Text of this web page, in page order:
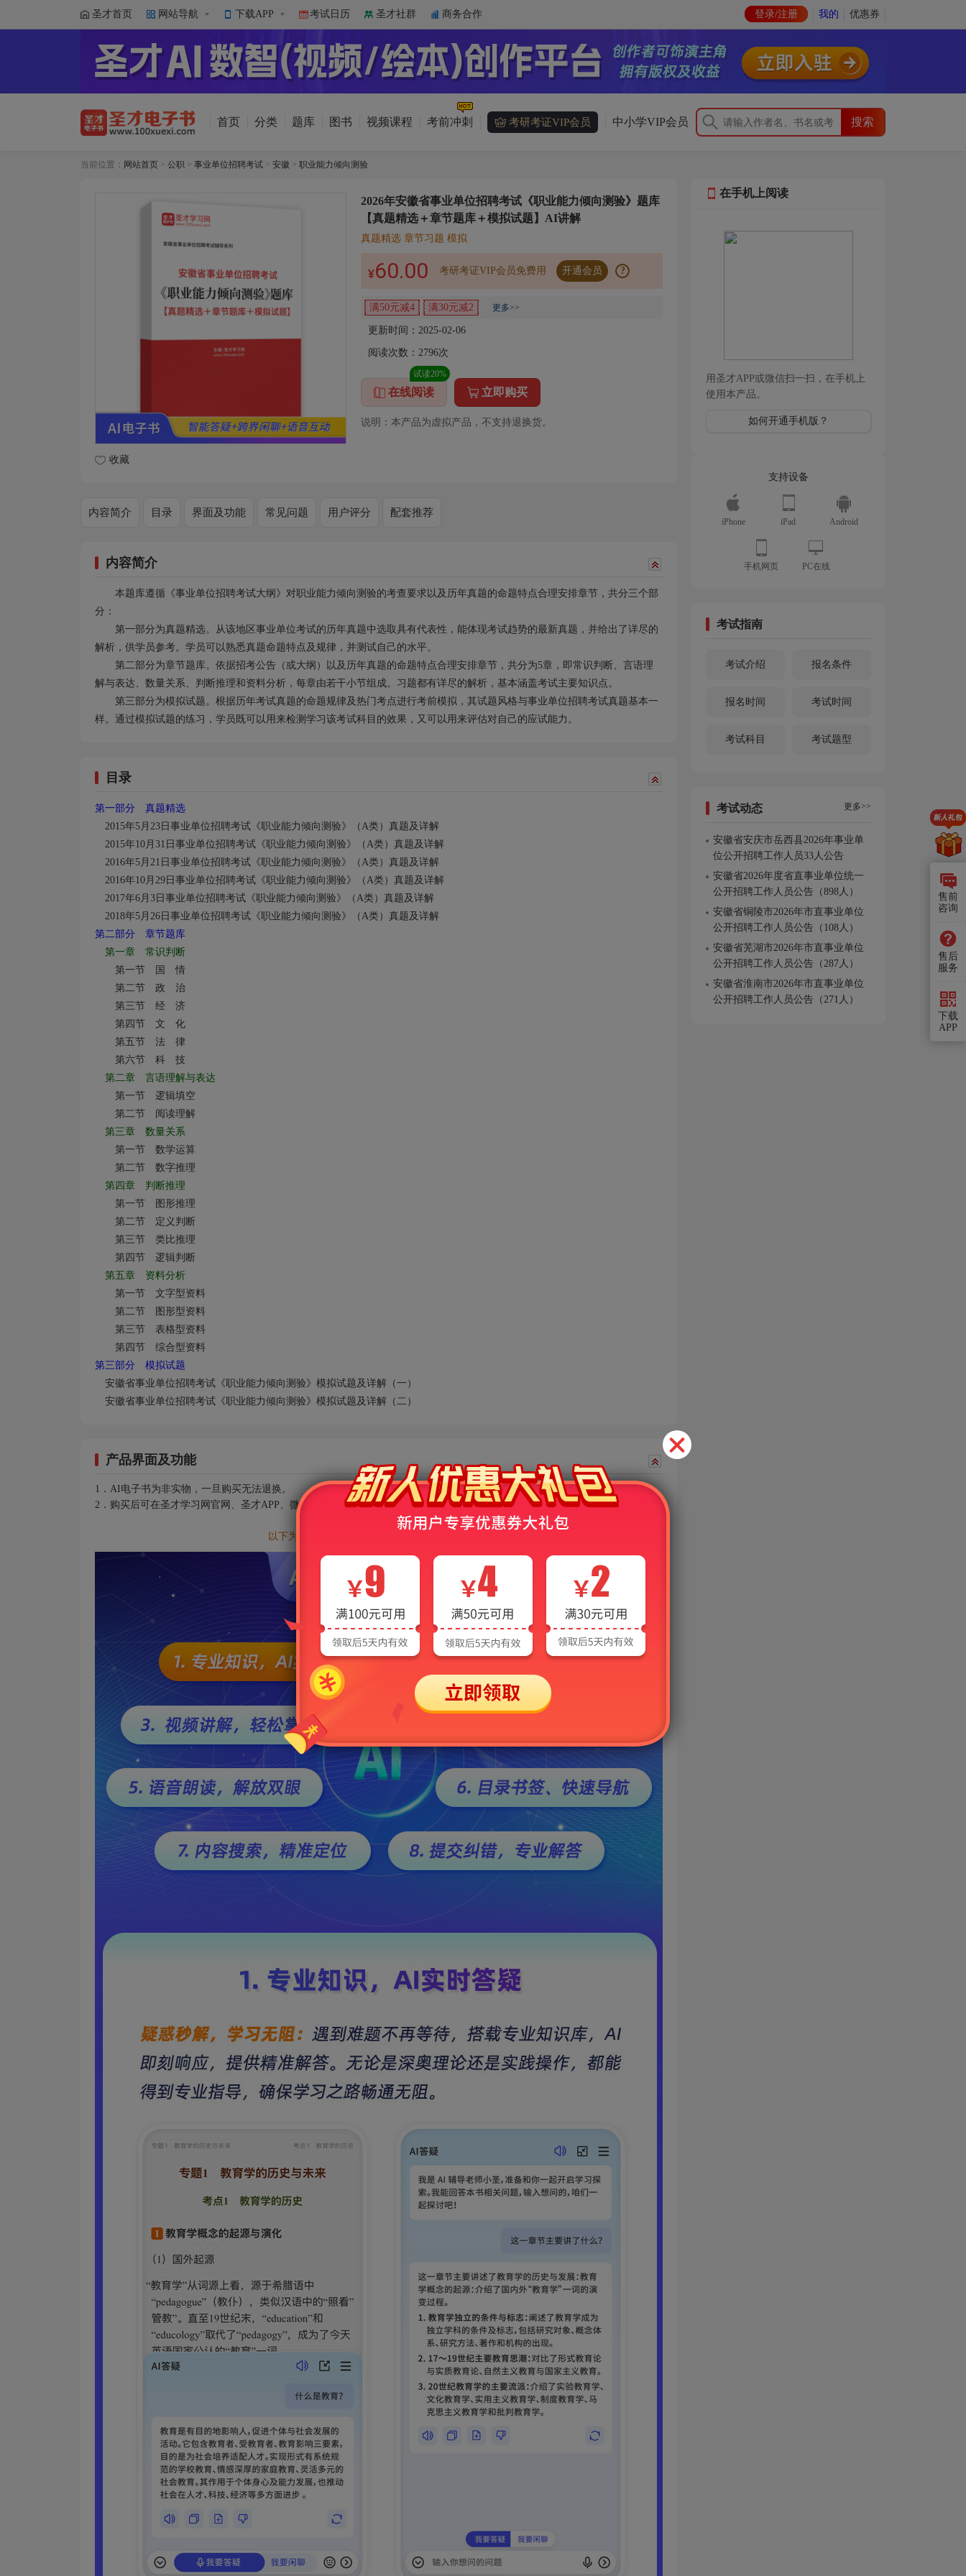
圣才首页 网站导航 下载APP 考试日历 圣才社群 商务合作 登录/注册 我的 优惠券
首页 分类 题库 图书 视频课程 考前冲刺 考研考证VIP会员 中小学VIP会员
当前位置： 网站首页 > 公职 > 事业单位招聘考试 > 安徽 > 职业能力倾向测验
收藏
2026年安徽省事业单位招聘考试《职业能力倾向测验》题库
【真题精选＋章节题库＋模拟试题】AI讲解
真题精选 章节习题 模拟
¥60.00 考研考证VIP会员免费用 开通会员 ?
满50元减4 满30元减2 更多>>
更新时间：2025-02-06
阅读次数： 2796次
在线阅读
试读20%
立即购买
说明：本产品为虚拟产品，不支持退换货。
内容简介 目录 界面及功能 常见问题 用户评分 配套推荐
内容简介
本题库遵循《事业单位招聘考试大纲》对职业能力倾向测验的考查要求以及历年真题的命题特点合理安排章节，共分三个部
分：
第一部分为真题精选。从该地区事业单位考试的历年真题中选取具有代表性，能体现考试趋势的最新真题，并给出了详尽的
解析，供学员参考。学员可以熟悉真题命题特点及规律，并测试自己的水平。
第二部分为章节题库。依据招考公告（或大纲）以及历年真题的命题特点合理安排章节，共分为5章，即常识判断、言语理
解与表达、数量关系、判断推理和资料分析，每章由若干小节组成。习题都有详尽的解析，基本涵盖考试主要知识点。
第三部分为模拟试题。根据历年考试真题的命题规律及热门考点进行考前模拟，其试题风格与事业单位招聘考试真题基本一
样。通过模拟试题的练习，学员既可以用来检测学习该考试科目的效果，又可以用来评估对自己的应试能力。
目录
第一部分 真题精选
2015年5月23日事业单位招聘考试《职业能力倾向测验》（A类）真题及详解
2015年10月31日事业单位招聘考试《职业能力倾向测验》（A类）真题及详解
2016年5月21日事业单位招聘考试《职业能力倾向测验》（A类）真题及详解
2016年10月29日事业单位招聘考试《职业能力倾向测验》（A类）真题及详解
2017年6月3日事业单位招聘考试《职业能力倾向测验》（A类）真题及详解
2018年5月26日事业单位招聘考试《职业能力倾向测验》（A类）真题及详解
第二部分 章节题库
第一章 常识判断
第一节 国 情
第二节 政 治
第三节 经 济
第四节 文 化
第五节 法 律
第六节 科 技
第二章 言语理解与表达
第一节 逻辑填空
第二节 阅读理解
第三章 数量关系
第一节 数学运算
第二节 数字推理
第四章 判断推理
第一节 图形推理
第二节 定义判断
第三节 类比推理
第四节 逻辑判断
第五章 资料分析
第一节 文字型资料
第二节 图形型资料
第三节 表格型资料
第四节 综合型资料
第三部分 模拟试题
安徽省事业单位招聘考试《职业能力倾向测验》模拟试题及详解（一）
安徽省事业单位招聘考试《职业能力倾向测验》模拟试题及详解（二）
产品界面及功能
1．AI电子书为非实物，一旦购买无法退换。
2．购买后可在圣才学习网官网、圣才APP、微信小程序等多种平台同步使用。
以下为AI电子书界面展示，非本产品，仅供参考！
在手机上阅读
用圣才APP或微信扫一扫，在手机上
使用本产品。
如何开通手机版？
支持设备
iPhone iPad Android
手机网页 PC在线
考试指南
考试介绍 报名条件
报名时间 考试时间
考试科目 考试题型
考试动态 更多>>
安徽省安庆市岳西县2026年事业单
位公开招聘工作人员33人公告
安徽省2026年度省直事业单位统一
公开招聘工作人员公告（898人）
安徽省铜陵市2026年市直事业单位
公开招聘工作人员公告（108人）
安徽省芜湖市2026年市直事业单位
公开招聘工作人员公告（287人）
安徽省淮南市2026年市直事业单位
公开招聘工作人员公告（271人）
售前
咨询
售后
服务
下载
APP